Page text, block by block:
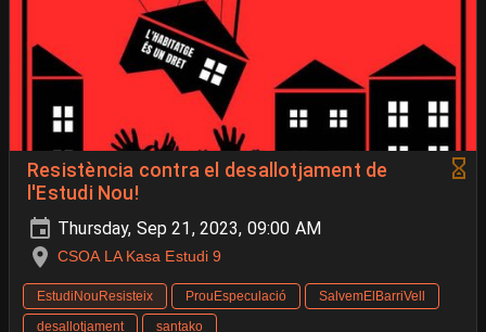
Resistència contra el desallotjament de
l'Estudi Nou!
Thursday, Sep 21, 2023, 09:00 AM
CSOA LA Kasa Estudi 9
EstudiNouResisteix ProuEspeculació
SalvemElBarriVell
desallotjament
santako